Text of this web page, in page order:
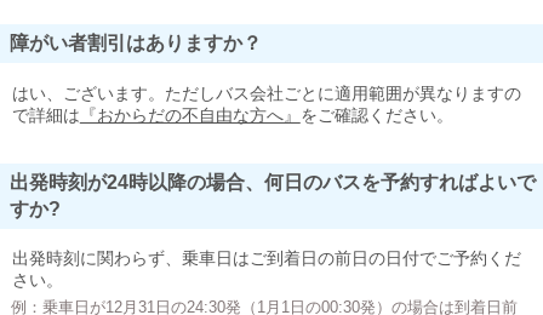
障がい者割引はありますか？
はい、ございます。ただしバス会社ごとに適用範囲が異なりますの
で詳細は 『おからだの不自由な方へ』 をご確認ください。
出発時刻が24時以降の場合、何日のバスを予約すればよいで
すか?
出発時刻に関わらず、乗車日はご到着日の前日の日付でご予約くだ
さい。
例：乗車日が12月31日の24:30発（1月1日の00:30発）の場合は到着日前